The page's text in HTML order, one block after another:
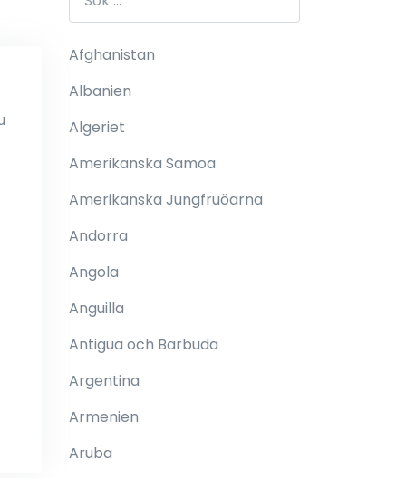
Afghanistan
Albanien
Algeriet
Amerikanska Samoa
Amerikanska Jungfruöarna
Andorra
Angola
Anguilla
Antigua och Barbuda
Argentina
Armenien
Aruba